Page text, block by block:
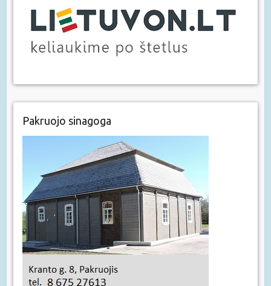
Pakruojo sinagoga